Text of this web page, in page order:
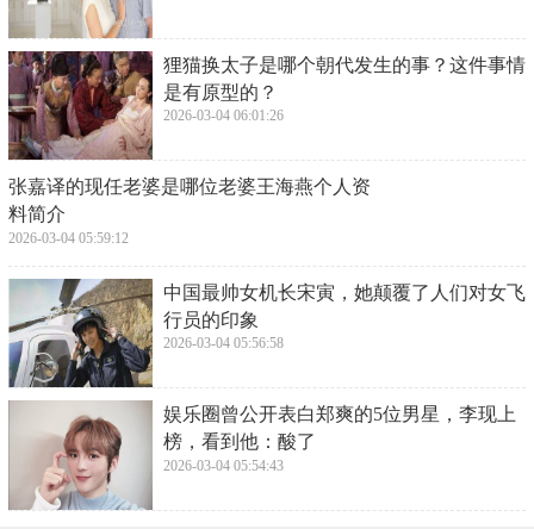
​狸猫换太子是哪个朝代发生的事？这件事情
是有原型的？
2026-03-04 06:01:26
​张嘉译的现任老婆是哪位老婆王海燕个人资
料简介
2026-03-04 05:59:12
​中国最帅女机长宋寅，她颠覆了人们对女飞
行员的印象
2026-03-04 05:56:58
​娱乐圈曾公开表白郑爽的5位男星，李现上
榜，看到他：酸了
2026-03-04 05:54:43